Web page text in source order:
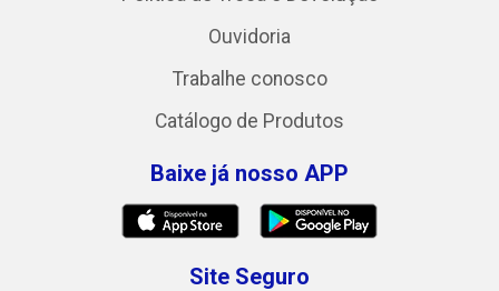
Ouvidoria
Trabalhe conosco
Catálogo de Produtos
Baixe já nosso APP
Site Seguro